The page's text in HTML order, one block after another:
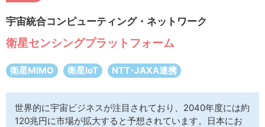
イベントカレンダー
問い合わせ
サイトマップ
宇宙統合コンピューティング・ネットワーク
衛星センシングプラットフォーム
衛星MIMO 衛星IoT NTT-JAXA連携
世界的に宇宙ビジネスが注目されており、2040年度には約
120兆円に市場が拡大すると予想されています。日本にお